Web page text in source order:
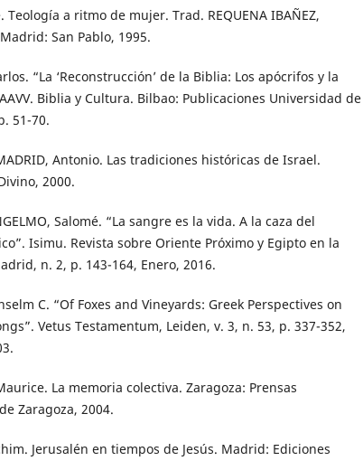
Teología a ritmo de mujer. Trad. REQUENA IBAÑEZ,
San Pablo, 1995.
“La ‘Reconstrucción’ de la Biblia: Los apócrifos y la
Biblia y Cultura. Bilbao: Publicaciones Universidad de
51-70.
Antonio. Las tradiciones históricas de Israel.
2000.
Salomé. “La sangre es la vida. A la caza del
Isimu. Revista sobre Oriente Próximo y Egipto en la
n. 2, p. 143-164, Enero, 2016.
C. “Of Foxes and Vineyards: Greek Perspectives on
Vetus Testamentum, Leiden, v. 3, n. 53, p. 337-352,
La memoria colectiva. Zaragoza: Prensas
Zaragoza, 2004.
Jerusalén en tiempos de Jesús. Madrid: Ediciones